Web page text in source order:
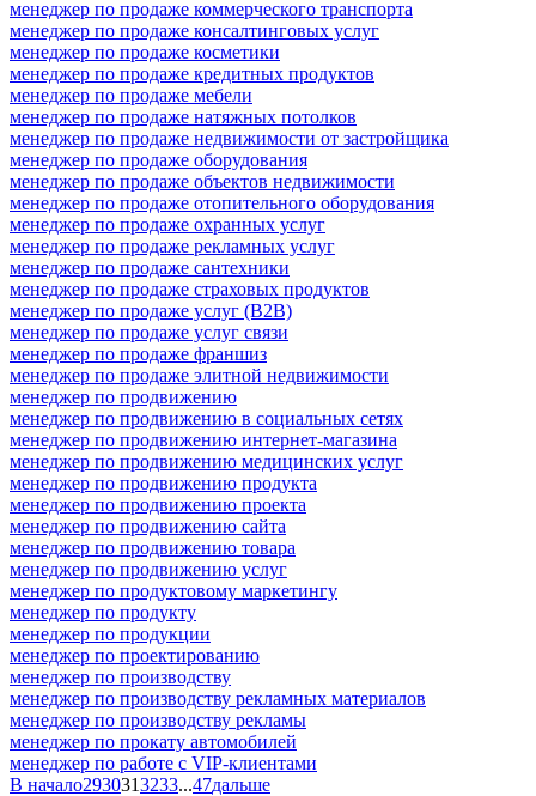
менеджер по продаже коммерческого транспорта
менеджер по продаже консалтинговых услуг
менеджер по продаже косметики
менеджер по продаже кредитных продуктов
менеджер по продаже мебели
менеджер по продаже натяжных потолков
менеджер по продаже недвижимости от застройщика
менеджер по продаже оборудования
менеджер по продаже объектов недвижимости
менеджер по продаже отопительного оборудования
менеджер по продаже охранных услуг
менеджер по продаже рекламных услуг
менеджер по продаже сантехники
менеджер по продаже страховых продуктов
менеджер по продаже услуг (B2B)
менеджер по продаже услуг связи
менеджер по продаже франшиз
менеджер по продаже элитной недвижимости
менеджер по продвижению
менеджер по продвижению в социальных сетях
менеджер по продвижению интернет-магазина
менеджер по продвижению медицинских услуг
менеджер по продвижению продукта
менеджер по продвижению проекта
менеджер по продвижению сайта
менеджер по продвижению товара
менеджер по продвижению услуг
менеджер по продуктовому маркетингу
менеджер по продукту
менеджер по продукции
менеджер по проектированию
менеджер по производству
менеджер по производству рекламных материалов
менеджер по производству рекламы
менеджер по прокату автомобилей
менеджер по работе с VIP-клиентами
В начало2930313233...47дальше